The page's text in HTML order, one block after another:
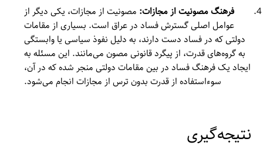
فرهنگ مصونیت از مجازات: مصونیت از مجازات، یکی دیگر از
عوامل اصلی گسترش فساد در عراق است. بسیاری از مقامات
دولتی که در فساد دست دارند، به دلیل نفوذ سیاسی یا وابستگی
به گروه‌های قدرت، از پیگرد قانونی مصون می‌مانند. این مسئله به
ایجاد یک فرهنگ فساد در بین مقامات دولتی منجر شده که در آن،
سوءاستفاده از قدرت بدون ترس از مجازات انجام می‌شود.
نتیجه‌گیری